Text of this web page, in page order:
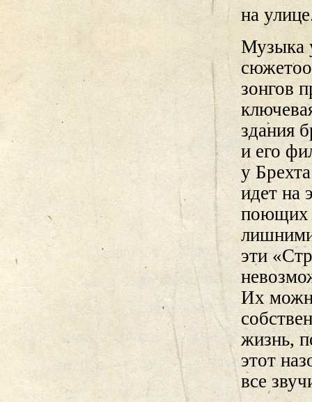
на
Музыка
зонгов
здания
и его
у
идет на
поющих
эти
Их
жизнь,
этот
все